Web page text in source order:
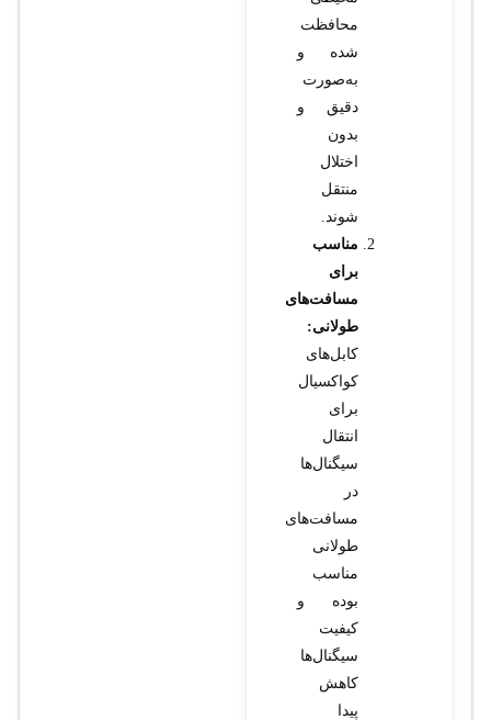
محافظت
شده و
به‌صورت
دقیق و
بدون
اختلال
منتقل
شوند.
مناسب
برای
مسافت‌های
طولانی:
کابل‌های
کواکسیال
برای
انتقال
سیگنال‌ها
در
مسافت‌های
طولانی
مناسب
بوده و
کیفیت
سیگنال‌ها
کاهش
پیدا